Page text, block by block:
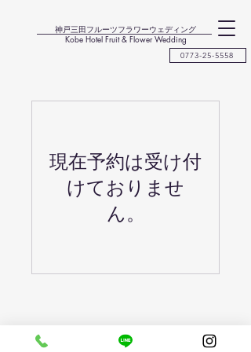
神戸三田フルーツフラワーウェディング
Kobe Hotel Fruit & Flower Wedding
0773-25-5558
現在予約は受け付
けておりませ
ん。
ABOUT US